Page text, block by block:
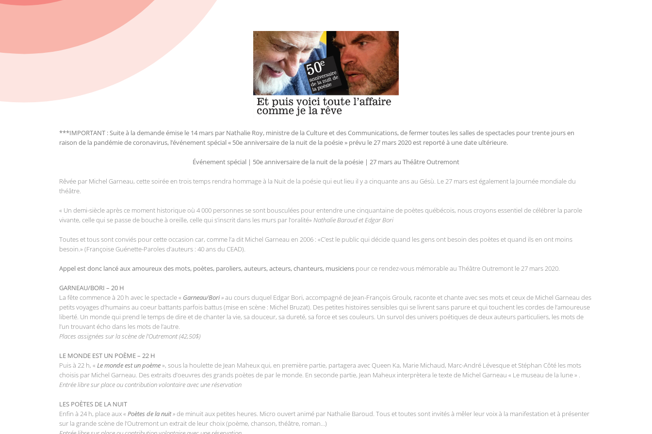
***IMPORTANT : Suite à la demande émise le 14 mars par Nathalie Roy, ministre de la Culture et des Communications, de fermer toutes les salles de spectacles pour trente jours en
raison de la pandémie de coronavirus, l’événement spécial « 50e anniversaire de la nuit de la poésie » prévu le 27 mars 2020 est reporté à une date ultérieure.
Événement spécial | 50e anniversaire de la nuit de la poésie | 27 mars au Théâtre Outremont
Rêvée par Michel Garneau, cette soirée en trois temps rendra hommage à la Nuit de la poésie qui eut lieu il y a cinquante ans au Gésù. Le 27 mars est également la Journée mondiale du
théâtre.
« Un demi-siècle après ce moment historique où 4 000 personnes se sont bousculées pour entendre une cinquantaine de poètes québécois, nous croyons essentiel de célébrer la parole
vivante, celle qui se passe de bouche à oreille, celle qui s’inscrit dans les murs par l’oralité» Nathalie Baroud et Edgar Bori
Toutes et tous sont conviés pour cette occasion car, comme l’a dit Michel Garneau en 2006 : «C’est le public qui décide quand les gens ont besoin des poètes et quand ils en ont moins
besoin.» (Françoise Guénette-Paroles d’auteurs : 40 ans du CEAD).
Appel est donc lancé aux amoureux des mots, poètes, paroliers, auteurs, acteurs, chanteurs, musiciens pour ce rendez-vous mémorable au Théâtre Outremont le 27 mars 2020.
GARNEAU/BORI – 20 H
La fête commence à 20 h avec le spectacle « Garneau/Bori»au cours duquel Edgar Bori, accompagné de Jean-François Groulx, raconte et chante avec ses mots et ceux de Michel Garneau des
petits voyages d’humains au coeur battants parfois battus (mise en scène : Michel Bruzat). Des petites histoires sensibles qui se livrent sans parure et qui touchent les cordes de l’amoureuse
liberté. Un monde qui prend le temps de dire et de chanter la vie, sa douceur, sa dureté, sa force et ses couleurs. Un survol des univers poétiques de deux auteurs particuliers, les mots de
l’un trouvant écho dans les mots de l’autre.
Places assignées sur la scène de l’Outremont (42,50$)
LE MONDE EST UN POÈME – 22 H
Puis à 22 h, « Le monde est un poème», sous la houlette de Jean Maheux qui, en première partie, partagera avec Queen Ka, Marie Michaud, Marc-André Lévesque et Stéphan Côté les mots
choisis par Michel Garneau. Des extraits d’oeuvres des grands poètes de par le monde. En seconde partie, Jean Maheux interprètera le texte de Michel Garneau « Le museau de la lune » .
Entrée libre sur place ou contribution volontaire avec une réservation
LES POÈTES DE LA NUIT
Enfin à 24 h, place aux « Poètes de la nuit»de minuit aux petites heures. Micro ouvert animé par Nathalie Baroud. Tous et toutes sont invités à mêler leur voix à la manifestation et à présenter
sur la grande scène de l’Outremont un extrait de leur choix (poème, chanson, théâtre, roman…)